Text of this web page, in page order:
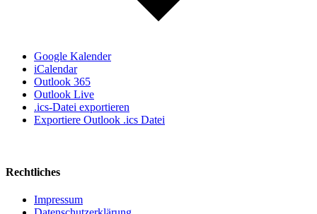
Google Kalender
iCalendar
Outlook 365
Outlook Live
.ics-Datei exportieren
Exportiere Outlook .ics Datei
Rechtliches
Impressum